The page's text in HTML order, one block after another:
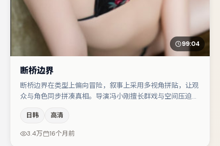
99:04
断桥边界
断桥边界在类型上偏向冒险，叙事上采用多视角拼贴，让观
众与角色同步拼凑真相。导演冯小刚擅长群戏与空间压迫
梅、王千源、张译等，角色动机前后呼应，适合喜欢抠台词
与伏笔的观众。节奏紧凑、反转有度，值得列入片单。
日韩 高清
3.4万 16个月前